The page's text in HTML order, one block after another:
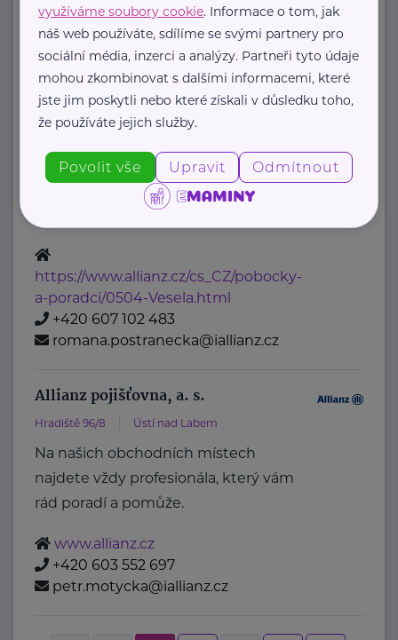
https://www.elementz.legal/
+420 739 307 308
info@elementz.legal
Allianz pojišťovna, a. s.
Na našich obchodních místech
najdete vždy profesionála, který vám
rád poradí a pomůže.
https://www.allianz.cz/cs_CZ/pobocky-
a-poradci/0504-Vesela.html
+420 607 102 483
romana.postranecka@iallianz.cz
Allianz pojišťovna, a. s.
Hradiště 96/8 Ústí nad Labem
Na našich obchodních místech
najdete vždy profesionála, který vám
rád poradí a pomůže.
www.allianz.cz
+420 603 552 697
petr.motycka@iallianz.cz
využíváme soubory cookie. Informace o tom, jak
náš web používáte, sdílíme se svými partnery pro
sociální média, inzerci a analýzy. Partneři tyto údaje
mohou zkombinovat s dalšími informacemi, které
jste jim poskytli nebo které získali v důsledku toho,
že používáte jejich služby.
Povolit vše Upravit Odmítnout